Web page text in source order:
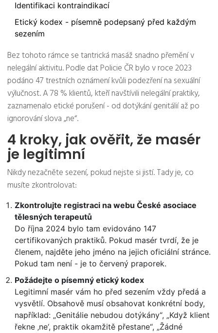
Identifikaci kontraindikací
Etický kodex - písemně podepsaný před každým
sezením
Bez tohoto rámce se tantrická masáž snadno přemění v
nelegální aktivitu. Podle dat Policie ČR bylo v roce 2023
podáno 47 trestních oznámení kvůli podezření na sexuální
výlučnost. A 78 % klientů, kteří navštívili nelegální praktiky,
zaznamenalo etické porušení - od dotýkání genitálií až po
ignorování slova „ne“.
4 kroky, jak ověřit, že masér
je legitimní
Nikdy nezačněte sezení, pokud nejste si jistí. Tady je, co
musíte zkontrolovat:
Zkontrolujte registraci na webu České asociace
tělesných terapeutů
Do října 2024 bylo tam evidováno 147
certifikovaných praktiků. Pokud masér tvrdí, že je
členem, najděte jeho jméno na jejich oficiální stránce.
Pokud tam není - je to červený praporek.
Požádejte o písemný etický kodex
Legitimní masér vám ho před sezením vždy předá a
vysvětlí. Obsahově musí obsahovat konkrétní body,
například: „Genitálie nebudou dotýkány“, „Když klient
řekne ‚ne‘, praktik okamžitě přestane“, „Žádné